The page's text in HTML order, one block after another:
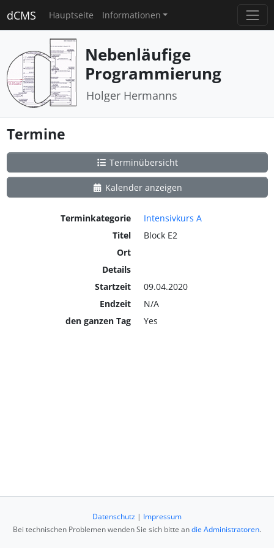
dCMS Hauptseite Informationen
Nebenläufige
Programmierung
Holger Hermanns
Termine
Terminübersicht
Kalender anzeigen
Terminkategorie
Intensivkurs A
Titel
Block E2
Ort
Details
Startzeit
09.04.2020
Endzeit
N/A
den ganzen Tag
Yes
Datenschutz | Impressum
Bei technischen Problemen wenden Sie sich bitte andie Administratoren.